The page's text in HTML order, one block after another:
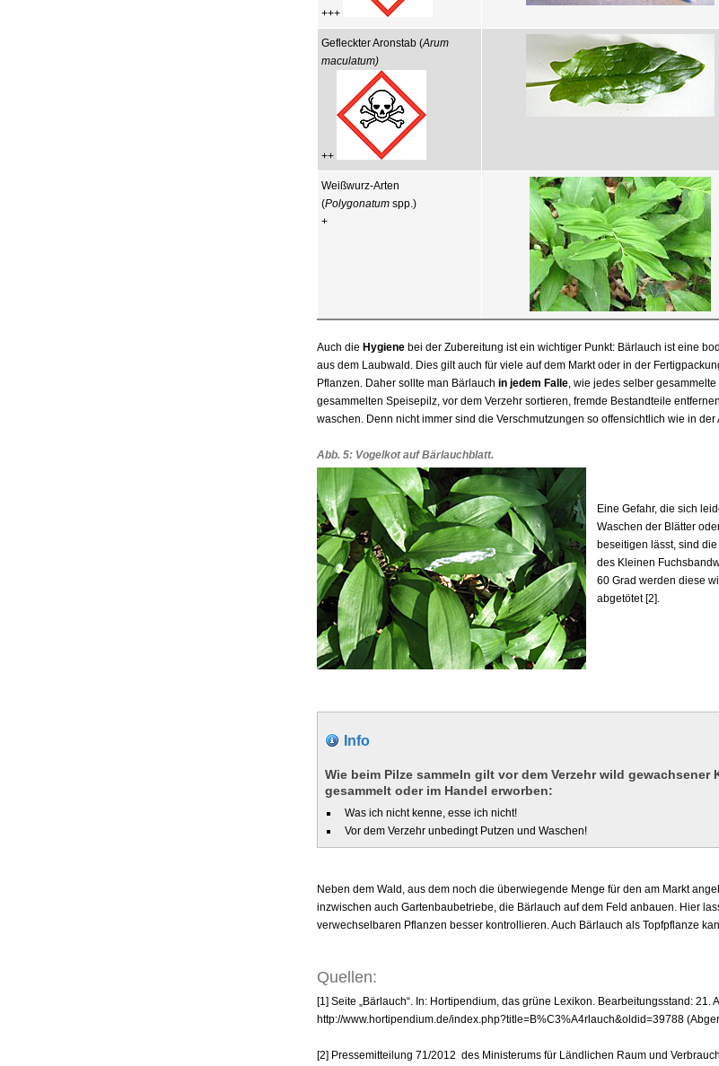
+++
Gefleckter Aronstab (Arum
maculatum)
++
Weißwurz-Arten
(Polygonatum spp.)
+
Auch die Hygiene bei der Zubereitung ist ein wichtiger Punkt: Bärlauch ist eine
aus dem Laubwald. Dies gilt auch für viele auf dem Markt oder in der
Pflanzen. Daher sollte man Bärlauch in jedem Falle, wie jedes selber
gesammelten Speisepilz, vor dem Verzehr sortieren, fremde Bestandteile
waschen. Denn nicht immer sind die Verschmutzungen so offensichtlich wie in der
Abb. 5: Vogelkot auf Bärlauchblatt.
Eine Gefahr, die sich
Waschen der Blätter
beseitigen lässt, sind
des Kleinen
60 Grad werden diese
abgetötet [2].
Info
Wie beim Pilze sammeln gilt vor dem Verzehr wild gewachsener
gesammelt oder im Handel erworben:
Was ich nicht kenne, esse ich nicht!
Vor dem Verzehr unbedingt Putzen und Waschen!
Neben dem Wald, aus dem noch die überwiegende Menge für den am Markt
inzwischen auch Gartenbaubetriebe, die Bärlauch auf dem Feld anbauen. Hier
verwechselbaren Pflanzen besser kontrollieren. Auch Bärlauch als Topfpflanze
Quellen:
[1] Seite „Bärlauch“. In: Hortipendium, das grüne Lexikon. Bearbeitungsstand: 21.
http://www.hortipendium.de/index.php?title=B%C3%A4rlauch&oldid=39788
[2] Pressemitteilung 71/2012 des Ministerums für Ländlichen Raum und